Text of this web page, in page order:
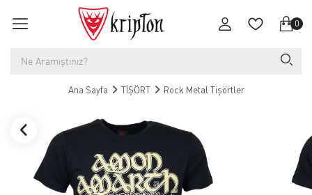
0
Ana Sayfa TİŞÖRT Rock Metal Tişörtler